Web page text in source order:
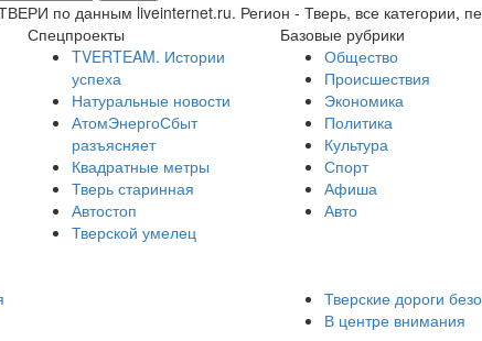
по данным liveinternet.ru. Регион - Тверь, все категории,
Спецпроекты
TVERTEAM. Истории
успеха
Натуральные новости
АтомЭнергоСбыт
разъясняет
Квадратные метры
Тверь старинная
Автостоп
Тверской умелец
Базовые рубрики
Общество
Происшествия
Экономика
Политика
Культура
Спорт
Афиша
Авто
Тверские дороги
В центре внимания